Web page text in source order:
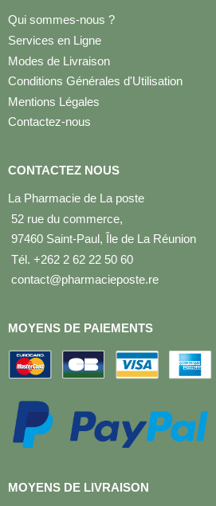
Qui sommes-nous ?
Services en Ligne
Modes de Livraison
Conditions Générales d'Utilisation
Mentions Légales
Contactez-nous
CONTACTEZ NOUS
La Pharmacie de La poste
52 rue du commerce,
97460 Saint-Paul, Île de La Réunion
Tél. +262 2 62 22 50 60
contact@pharmacieposte.re
MOYENS DE PAIEMENTS
MOYENS DE LIVRAISON